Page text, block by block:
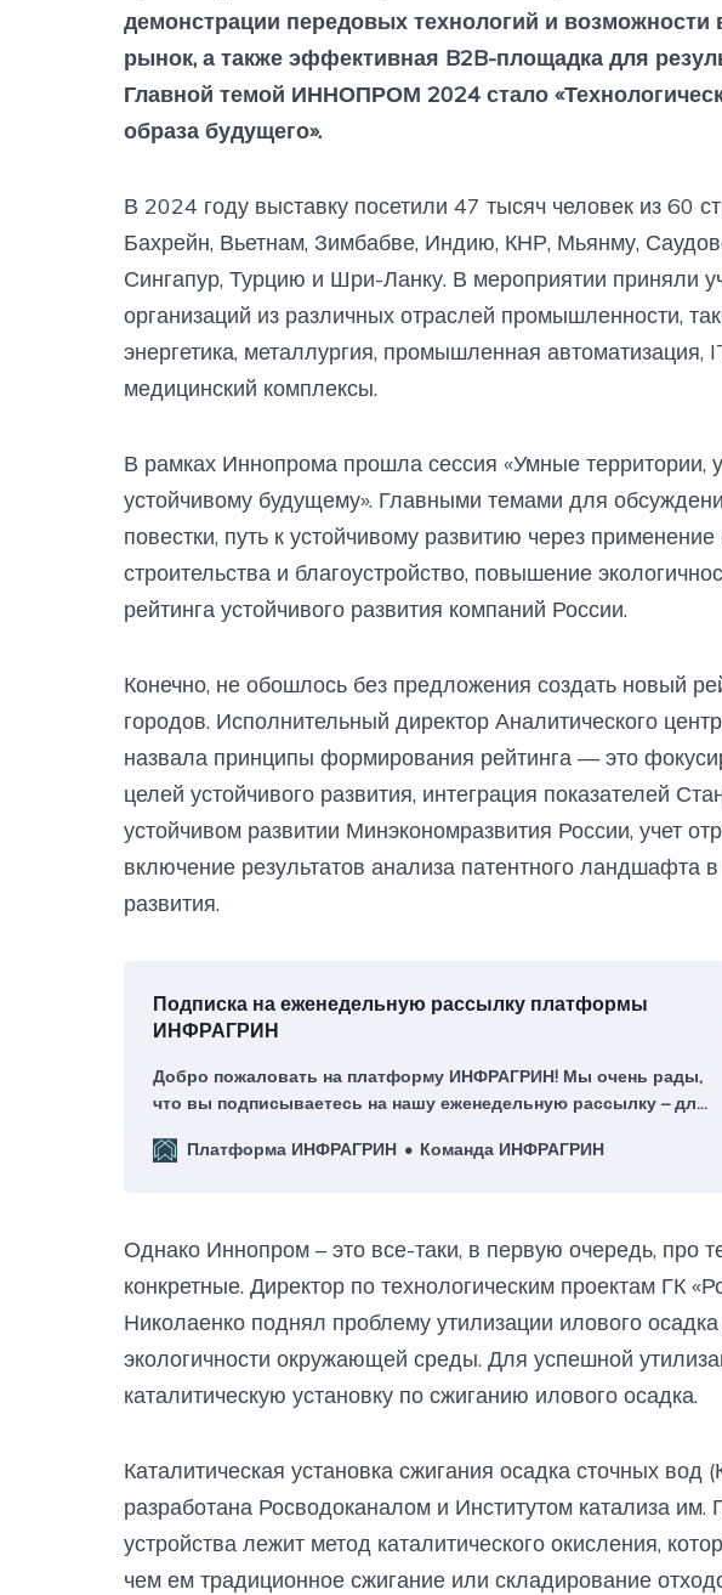
демонстрации передовых технологий и
рынок, а также эффективная B2B-площадка для
Главной темой ИННОПРОМ 2024 стало
образа будущего».
В 2024 году выставку посетили 47 тысяч человек из 60
Бахрейн, Вьетнам, Зимбабве, Индию, КНР, Мьянму,
Сингапур, Турцию и Шри-Ланку. В мероприятии приняли
организаций из различных отраслей промышленности,
энергетика, металлургия, промышленная автоматизация,
медицинский комплексы.
В рамках Иннопрома прошла сессия «Умные территории,
устойчивому будущему». Главными темами для
повестки, путь к устойчивому развитию через
строительства и благоустройство, повышение
рейтинга устойчивого развития компаний России.
Конечно, не обошлось без предложения создать новый
городов. Исполнительный директор Аналитического
назвала принципы формирования рейтинга — это
целей устойчивого развития, интеграция показателей
устойчивом развитии Минэкономразвития России, учет
включение результатов анализа патентного ландшафта
развития.
Подписка на еженедельную рассылку платформы
ИНФРАГРИН
Добро пожаловать на платформу ИНФРАГРИН! Мы очень рады,
что вы подписываетесь на нашу еженедельную рассылку – для
Платформа ИНФРАГРИН
Команда ИНФРАГРИН
Однако Иннопром – это все-таки, в первую очередь, про
конкретные. Директор по технологическим проектам ГК
Николаенко поднял проблему утилизации илового
экологичности окружающей среды. Для успешной
каталитическую установку по сжиганию илового осадка.
Каталитическая установка сжигания осадка сточных
разработана Росводоканалом и Институтом катализа им.
устройства лежит метод каталитического окисления,
чем ем традиционное сжигание или складирование